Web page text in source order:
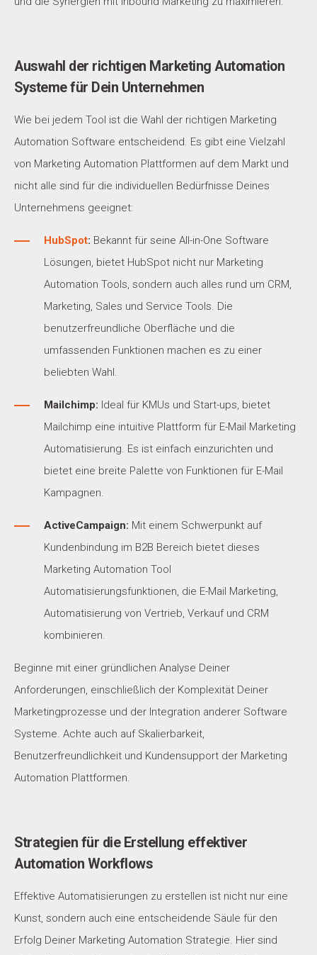
Auswahl der richtigen Marketing Automation
Systeme für Dein Unternehmen
Wie bei jedem Tool ist die Wahl der richtigen Marketing
Automation Software entscheidend. Es gibt eine Vielzahl
von Marketing Automation Plattformen auf dem Markt und
nicht alle sind für die individuellen Bedürfnisse Deines
Unternehmens geeignet:
HubSpot: Bekannt für seine All-in-One Software
Lösungen, bietet HubSpot nicht nur Marketing
Automation Tools, sondern auch alles rund um CRM,
Marketing, Sales und Service Tools. Die
benutzerfreundliche Oberfläche und die
umfassenden Funktionen machen es zu einer
beliebten Wahl.
Mailchimp: Ideal für KMUs und Start-ups, bietet
Mailchimp eine intuitive Plattform für E-Mail Marketing
Automatisierung. Es ist einfach einzurichten und
bietet eine breite Palette von Funktionen für E-Mail
Kampagnen.
ActiveCampaign: Mit einem Schwerpunkt auf
Kundenbindung im B2B Bereich bietet dieses
Marketing Automation Tool
Automatisierungsfunktionen, die E-Mail Marketing,
Automatisierung von Vertrieb, Verkauf und CRM
kombinieren.
Beginne mit einer gründlichen Analyse Deiner
Anforderungen, einschließlich der Komplexität Deiner
Marketingprozesse und der Integration anderer Software
Systeme. Achte auch auf Skalierbarkeit,
Benutzerfreundlichkeit und Kundensupport der Marketing
Automation Plattformen.
Strategien für die Erstellung effektiver
Automation Workflows
Effektive Automatisierungen zu erstellen ist nicht nur eine
Kunst, sondern auch eine entscheidende Säule für den
Erfolg Deiner Marketing Automation Strategie. Hier sind